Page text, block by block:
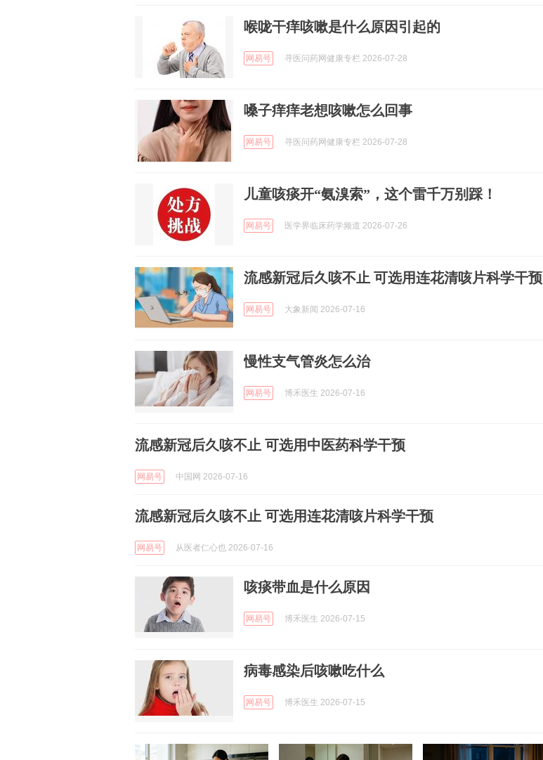
喉咙干痒咳嗽是什么原因引起的
网易号 寻医问药网健康专栏 2026-07-28
嗓子痒痒老想咳嗽怎么回事
网易号 寻医问药网健康专栏 2026-07-28
儿童咳痰开“氨溴索”，这个雷千万别踩！
网易号 医学界临床药学频道 2026-07-26
流感新冠后久咳不止 可选用连花清咳片科学干预
网易号 大象新闻 2026-07-16
慢性支气管炎怎么治
网易号 博禾医生 2026-07-16
流感新冠后久咳不止 可选用中医药科学干预
网易号 中国网 2026-07-16
流感新冠后久咳不止 可选用连花清咳片科学干预
网易号 从医者仁心也 2026-07-16
咳痰带血是什么原因
网易号 博禾医生 2026-07-15
病毒感染后咳嗽吃什么
网易号 博禾医生 2026-07-15